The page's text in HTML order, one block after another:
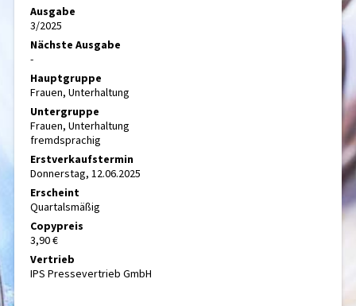
Ausgabe
3/2025
Nächste Ausgabe
-
Hauptgruppe
Frauen, Unterhaltung
Untergruppe
Frauen, Unterhaltung
fremdsprachig
Erstverkaufstermin
Donnerstag, 12.06.2025
Erscheint
Quartalsmäßig
Copypreis
3,90 €
Vertrieb
IPS Pressevertrieb GmbH